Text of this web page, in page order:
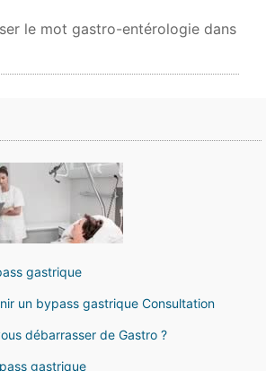
le mot gastro-entérologie dans
gastrique
un bypass gastrique Consultation
débarrasser de Gastro ?
gastrique